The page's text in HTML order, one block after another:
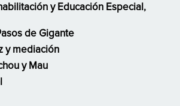
y Educación Especial,
de Gigante
y mediación
y Mau